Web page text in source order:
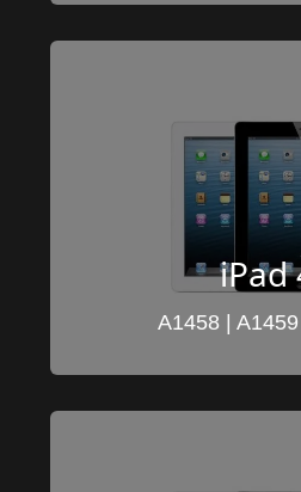
iPad
A1458 |